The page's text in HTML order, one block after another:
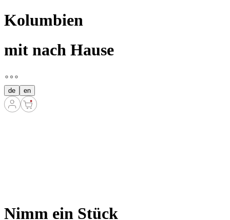
Kolumbien
mit nach Hause
de en
Nimm ein Stück